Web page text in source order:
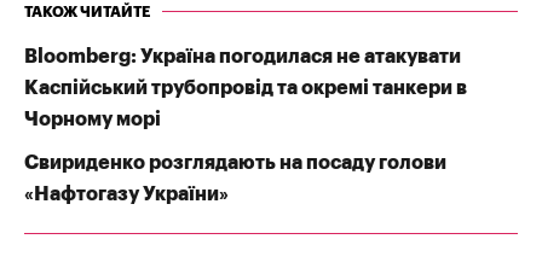
ТАКОЖ ЧИТАЙТЕ
Bloomberg: Україна погодилася не атакувати
Каспійський трубопровід та окремі танкери в
Чорному морі
Свириденко розглядають на посаду голови
«Нафтогазу України»